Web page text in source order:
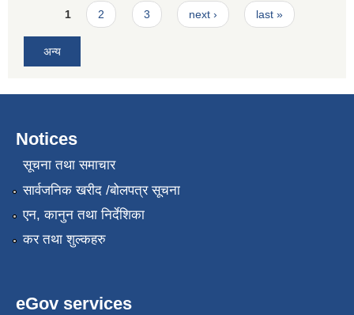
Pages
1 2 3 next › last »
अन्य
Notices
सूचना तथा समाचार
सार्वजनिक खरीद /बोलपत्र सूचना
एन, कानुन तथा निर्देशिका
कर तथा शुल्कहरु
eGov services